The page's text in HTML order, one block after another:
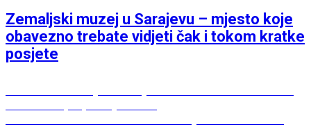
Zemaljski muzej u Sarajevu – mjesto koje
obavezno trebate vidjeti čak i tokom kratke
posjete
Post
navigation